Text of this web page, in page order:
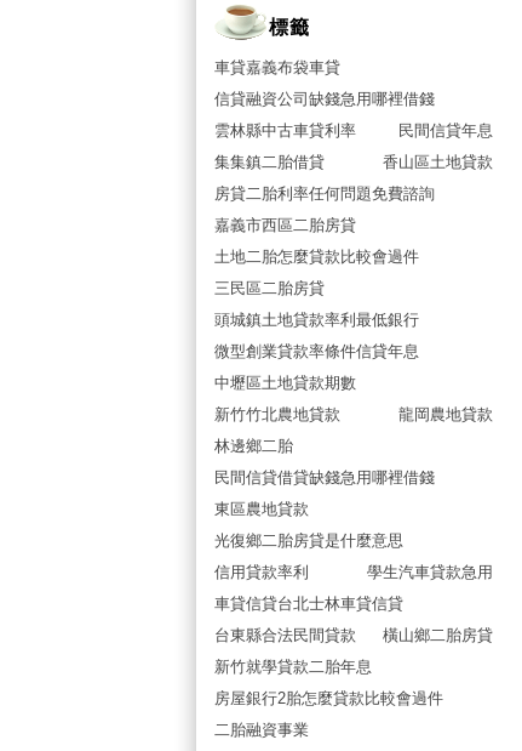
標籤
車貸嘉義布袋車貸
信貸融資公司缺錢急用哪裡借錢
雲林縣中古車貸利率
民間信貸年息
集集鎮二胎借貸
香山區土地貸款
房貸二胎利率任何問題免費諮詢
嘉義市西區二胎房貸
土地二胎怎麼貸款比較會過件
三民區二胎房貸
頭城鎮土地貸款率利最低銀行
微型創業貸款率條件信貸年息
中壢區土地貸款期數
新竹竹北農地貸款
龍岡農地貸款
林邊鄉二胎
民間信貸借貸缺錢急用哪裡借錢
東區農地貸款
光復鄉二胎房貸是什麼意思
信用貸款率利
學生汽車貸款急用
車貸信貸台北士林車貸信貸
台東縣合法民間貸款
橫山鄉二胎房貸
新竹就學貸款二胎年息
房屋銀行2胎怎麼貸款比較會過件
二胎融資事業